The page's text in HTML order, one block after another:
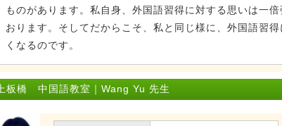
ものがあります。私自身、外国語習得に対する思いは一
おります。そしてだからこそ、私と同じ様に、外国語習
くなるのです。
上板橋 中国語教室｜Wang Yu 先生